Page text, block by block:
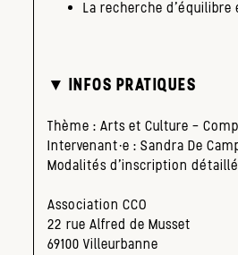
La recherche
▼ INFOS PRATIQUES
Thème : Arts et Culture –
Intervenant·e : Sandra De
Modalités d’inscription
Association CCO
22 rue Alfred de Musset
69100 Villeurbanne